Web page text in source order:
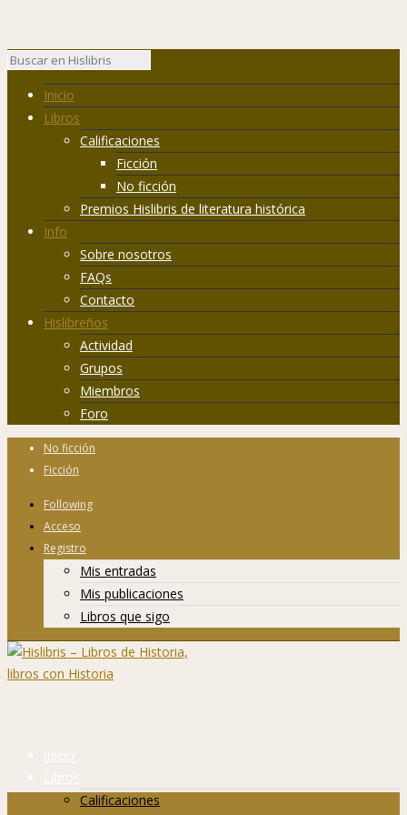
Inicio
Libros
Calificaciones
Ficción
No ficción
Premios Hislibris de literatura histórica
Info
Sobre nosotros
FAQs
Contacto
Hislibreños
Actividad
Grupos
Miembros
Foro
No ficción
Ficción
Following
Acceso
Registro
Mis entradas
Mis publicaciones
Libros que sigo
Inicio
Libros
Calificaciones